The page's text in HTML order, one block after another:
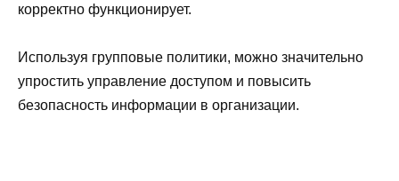
корректно функционирует.
Используя групповые политики, можно значительно
упростить управление доступом и повысить
безопасность информации в организации.